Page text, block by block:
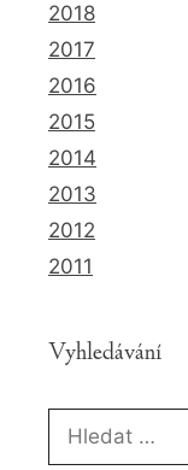
2018
2017
2016
2015
2014
2013
2012
2011
Vyhledávání